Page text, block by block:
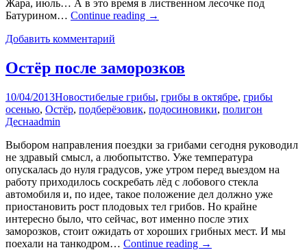
Жара, июль… А в это время в лиственном лесочке под
Батурином… Continue reading →
Добавить комментарий
Остёр после заморозков
10/04/2013Новостибелые грибы, грибы в октябре, грибы
осенью, Остёр, подберёзовик, подосиновики, полигон
Деснаadmin
Выбором направления поездки за грибами сегодня руководил
не здравый смысл, а любопытство. Уже температура
опускалась до нуля градусов, уже утром перед выездом на
работу приходилось соскребать лёд с лобового стекла
автомобиля и, по идее, такое положение дел должно уже
приостановить рост плодовых тел грибов. Но крайне
интересно было, что сейчас, вот именно после этих
заморозков, стоит ожидать от хороших грибных мест. И мы
поехали на танкодром… Continue reading →